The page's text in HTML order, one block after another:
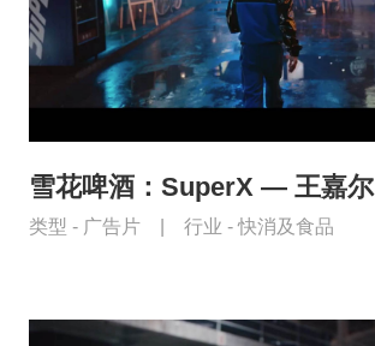
雪花啤酒：SuperX — 王嘉尔
类型 - 广告片 行业 -快消及食品